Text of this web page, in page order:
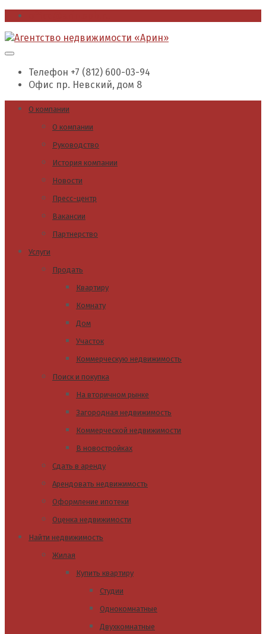
Телефон +7 (812) 600-03-94
Офис пр. Невский, дом 8
О компании
О компании
Руководство
История компании
Новости
Пресс-центр
Вакансии
Партнерство
Услуги
Продать
Квартиру
Комнату
Дом
Участок
Коммерческую недвижимость
Поиск и покупка
На вторичном рынке
Загородная недвижимость
Коммерческой недвижимости
В новостройках
Сдать в аренду
Арендовать недвижимость
Оформление ипотеки
Оценка недвижимости
Найти недвижимость
Жилая
Купить квартиру
Студии
Однокомнатные
Двухкомнатные